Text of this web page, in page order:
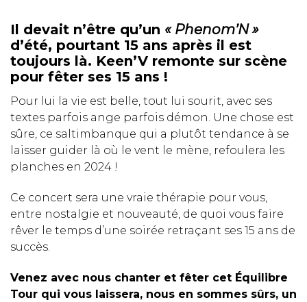
Il devait n’être qu’un « Phenom’N »
d’été, pourtant 15 ans après il est
toujours là. Keen’V remonte sur scène
pour fêter ses 15 ans !
Pour lui la vie est belle, tout lui sourit, avec ses
textes parfois ange parfois démon. Une chose est
sûre, ce saltimbanque qui a plutôt tendance à se
laisser guider là où le vent le mène, refoulera les
planches en 2024 !
Ce concert sera une vraie thérapie pour vous,
entre nostalgie et nouveauté, de quoi vous faire
rêver le temps d’une soirée retraçant ses 15 ans de
succès.
Venez avec nous chanter et fêter cet Équilibre
Tour qui vous laissera, nous en sommes sûrs, un